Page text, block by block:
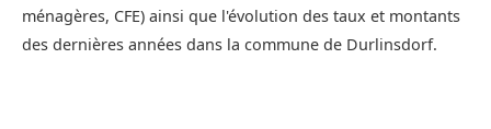
ménagères, CFE) ainsi que l'évolution des taux et montants
des dernières années dans la commune de Durlinsdorf.